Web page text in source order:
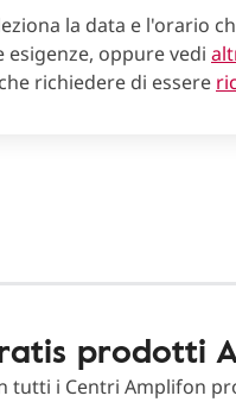
la data e l'orario
esigenze, oppure vedi
richiedere di essere
prodotti
tutti i Centri Amplifon